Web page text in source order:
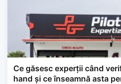
Ce găsesc experții când
hand și ce înseamnă asta